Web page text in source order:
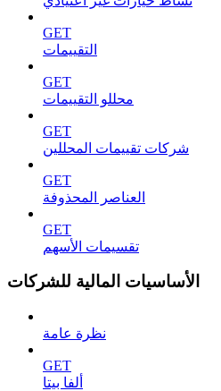
GET
التقييمات
GET
محللو التقييمات
GET
شركات تقييمات المحللين
GET
العناصر المحذوفة
GET
تقسيمات الأسهم
الأساسيات المالية للشركات
نظرة عامة
GET
ألفا بيتا